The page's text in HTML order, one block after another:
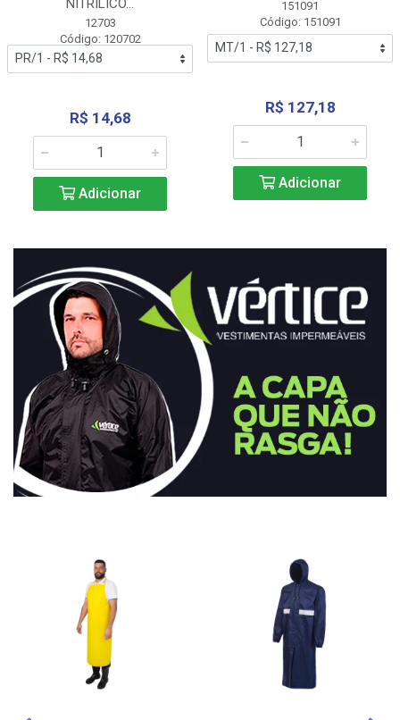
NITRÍLICO...
12703
Código: 120702
R$ 14,68
Adicionar
151091
Código: 151091
R$ 127,18
Adicionar